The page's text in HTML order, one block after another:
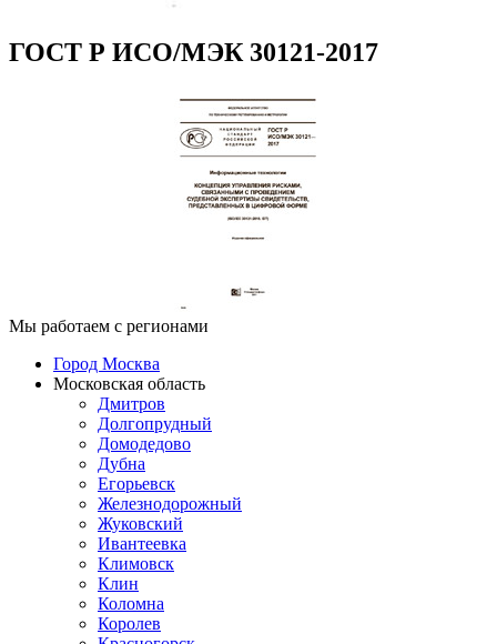
ГОСТ Р ИСО/МЭК 30121-2017
Мы работаем с регионами
Город Москва
Московская область
Дмитров
Долгопрудный
Домодедово
Дубна
Егорьевск
Железнодорожный
Жуковский
Ивантеевка
Климовск
Клин
Коломна
Королев